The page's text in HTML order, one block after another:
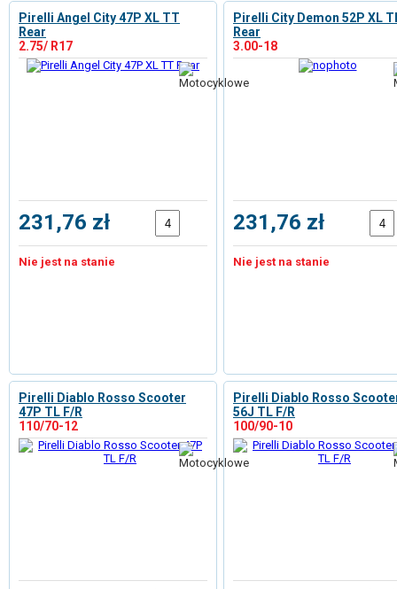
Pirelli Angel City 47P XL TT
Rear
2.75/ R17
231,76 zł
Nie jest na stanie
Pirelli City Demon 52P XL
Rear
3.00-18
231,76 zł
Nie jest na stanie
Pirelli Diablo Rosso Scooter
47P TL F/R
110/70-12
Pirelli Diablo Rosso
56J TL F/R
100/90-10